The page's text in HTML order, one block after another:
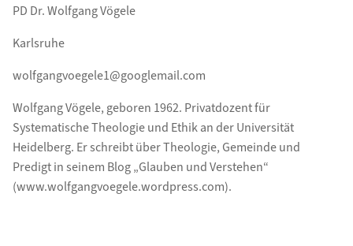
PD Dr. Wolfgang Vögele
Karlsruhe
wolfgangvoegele1@googlemail.com
Wolfgang Vögele, geboren 1962. Privatdozent für
Systematische Theologie und Ethik an der Universität
Heidelberg. Er schreibt über Theologie, Gemeinde und
Predigt in seinem Blog „Glauben und Verstehen“
(www.wolfgangvoegele.wordpress.com).